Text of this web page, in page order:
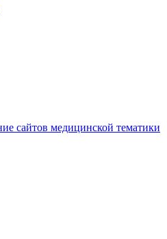
сайтов медицинской тематики